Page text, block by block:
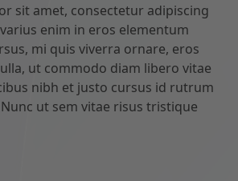
sit amet, consectetur adipiscing
enim in eros elementum
mi quis viverra ornare, eros
ut commodo diam libero vitae
nibh et justo cursus id rutrum
ut sem vitae risus tristique